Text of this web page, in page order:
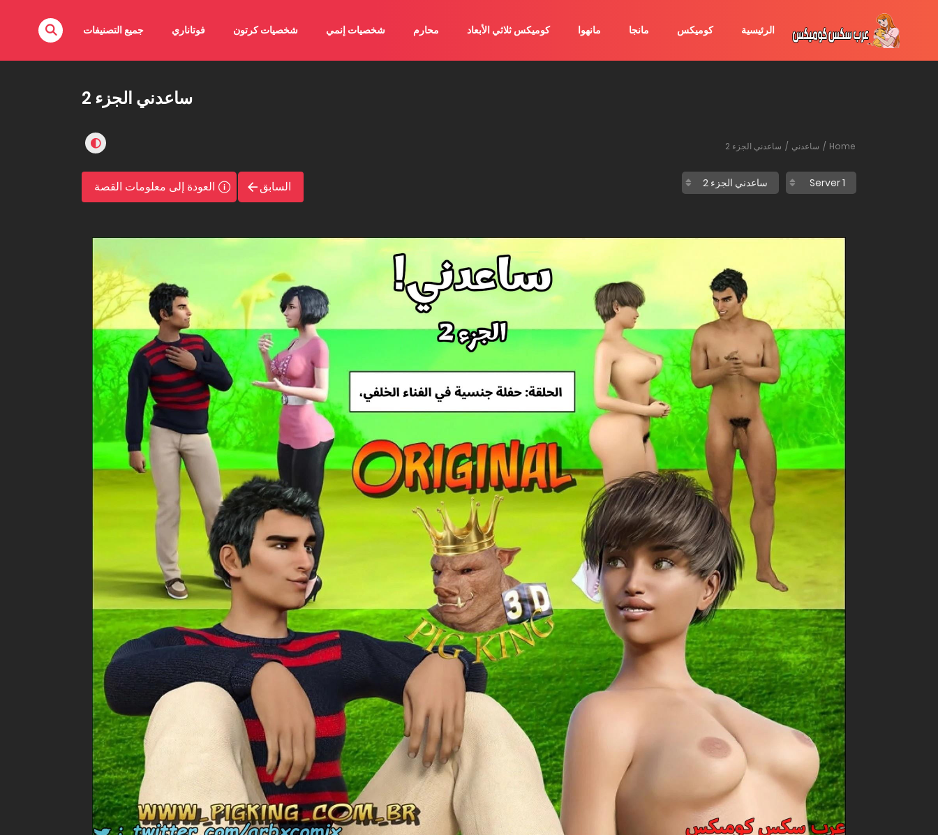
الرئيسية كوميكس مانجا مانهوا كوميكس ثلاثي الأبعاد محارم شخصيات إنمي شخصيات كرتون فوتاناري جميع التصنيفات
ساعدني الجزء 2
Home ساعدني ساعدني الجزء 2
السابق العودة إلى معلومات القصة